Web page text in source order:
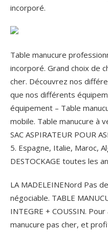
incorporé.
Table manucure
incorporé. Grand choix de
cher. Découvrez nos
que nos différents
équipement – Table
mobile. Table manucure à
SAC ASPIRATEUR POUR
5. Espagne, Italie, Maroc,
DESTOCKAGE toutes les
LA MADELEINENord Pas
négociable. TABLE
INTEGRE + COUSSIN.
manucure pas cher, et